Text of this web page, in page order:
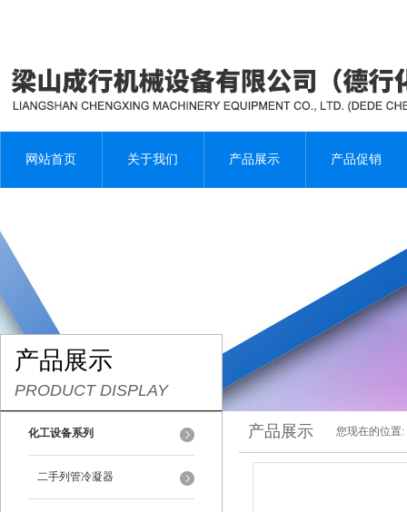
网站首页 关于我们 产品展示 产品促销
产品展示
PRODUCT DISPLAY
化工设备系列
二手列管冷凝器
产品展示 您现在的位置: